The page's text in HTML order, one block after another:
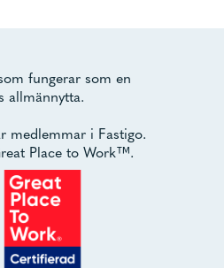
fungerar som en
allmännytta.
medlemmar i Fastigo.
Place to Work™.